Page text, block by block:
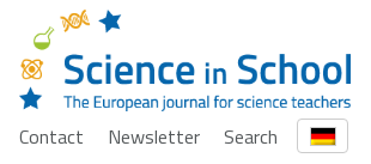
Contact Newsletter
Search